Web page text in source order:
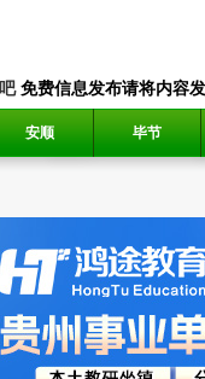
免费信息发布请将内容
安顺 毕节